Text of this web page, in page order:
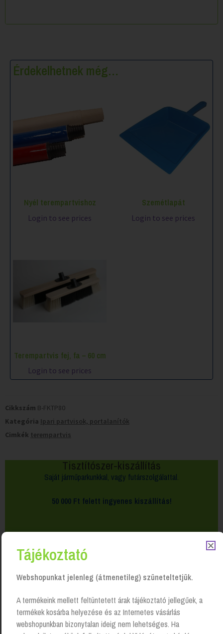
Érdekelhetnek még…
Nyél terempartvishoz
Login to see prices
Szemétlapát
Login to see prices
Terempartvis fej, fa – 60 cm
Login to see prices
Cikkszám B-FKTP80
Kategória Ipari partvisok, portalanítók
Cimkék terempartvis
Tisztítószer-kiszállítás
Saját járműparkunkkal, vagy futárszolgálattal.
50 000 Ft felett ingyenes kiszállítás!
Tájékoztató
Webshopunkat jelenleg (átmenetileg) szüneteltetjük.
A termékeink mellett feltüntetett árak tájékoztató jellegűek, a
termékek kosárba helyezése és az Internetes vásárlás
webshopunkban bizonytalan ideig nem lehetséges. Ha